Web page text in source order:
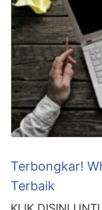
Terbongkar!
Terbaik